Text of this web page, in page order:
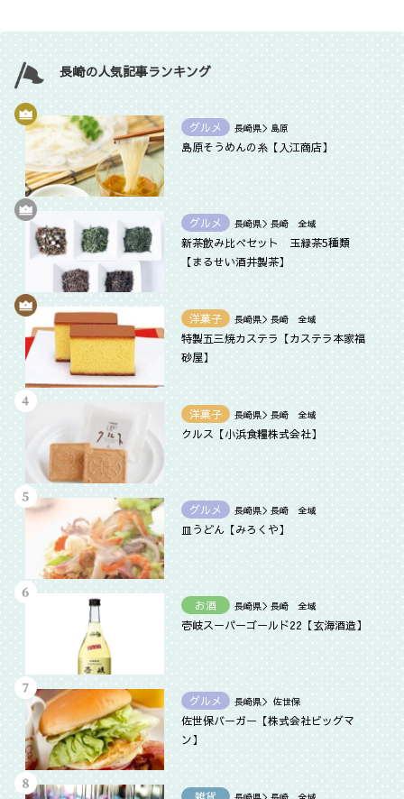
長崎の人気記事ランキング
グルメ 長崎県＞島原
島原そうめんの糸【入江商店】
グルメ 長崎県＞長崎 全域
新茶飲み比べセット 玉緑茶5種類
【まるせい酒井製茶】
洋菓子 長崎県＞長崎 全域
特製五三焼カステラ【カステラ本家福
砂屋】
洋菓子 長崎県＞長崎 全域
クルス【小浜食糧株式会社】
グルメ 長崎県＞長崎 全域
皿うどん【みろくや】
お酒 長崎県＞長崎 全域
壱岐スーパーゴールド22【玄海酒造】
グルメ 長崎県＞ 佐世保
佐世保バーガー【株式会社ビッグマ
ン】
雑貨